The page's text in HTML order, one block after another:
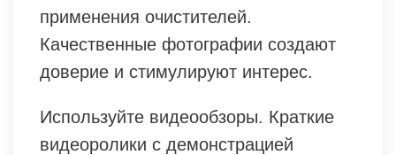
применения очистителей.
Качественные фотографии создают
доверие и стимулируют интерес.
Используйте видеообзоры. Краткие
видеоролики с демонстрацией